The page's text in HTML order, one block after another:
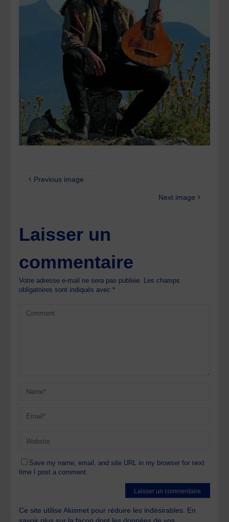
Previous image
Next image
Laisser un
commentaire
Votre adresse e-mail ne sera pas publiée.
Les champs
obligatoires sont indiqués avec*
Save my name, email, and site URL in my browser for next
time I post a comment.
Ce site utilise Akismet pour réduire les indésirables. En
savoir plus sur la façon dont les données de vos